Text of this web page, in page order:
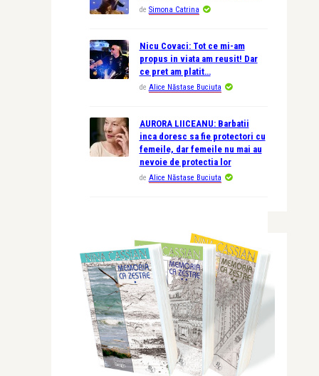
de Simona Catrina
Nicu Covaci: Tot ce mi-am
propus in viata am reusit! Dar
ce pret am platit…
de Alice Năstase Buciuta
AURORA LIICEANU: Barbatii
inca doresc sa fie protectori cu
femeile, dar femeile nu mai au
nevoie de protectia lor
de Alice Năstase Buciuta